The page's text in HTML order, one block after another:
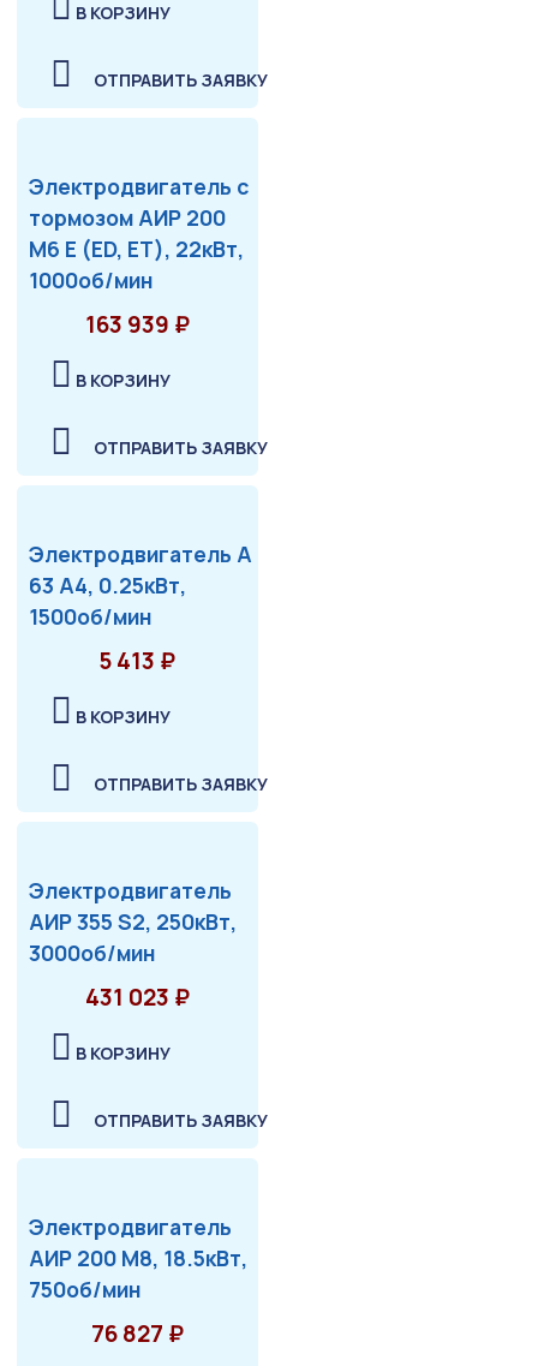
В КОРЗИНУ
ОТПРАВИТЬ ЗАЯВКУ
Электродвигатель с
тормозом АИР 200
М6 Е (ED, ET), 22кВт,
1000об/мин
163 939 ₽
В КОРЗИНУ
ОТПРАВИТЬ ЗАЯВКУ
Электродвигатель А
63 А4, 0.25кВт,
1500об/мин
5 413 ₽
В КОРЗИНУ
ОТПРАВИТЬ ЗАЯВКУ
Электродвигатель
АИР 355 S2, 250кВт,
3000об/мин
431 023 ₽
В КОРЗИНУ
ОТПРАВИТЬ ЗАЯВКУ
Электродвигатель
АИР 200 М8, 18.5кВт,
750об/мин
76 827 ₽